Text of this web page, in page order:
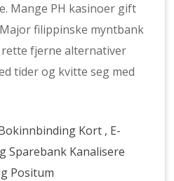
Mange PH kasinoer gift
filippinske myntbank
fjerne alternativer
tider og kvitte seg med
Kort , E-
Sparebank Kanalisere
Positum